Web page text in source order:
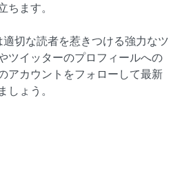
ちます。
切な読者を惹きつける強力なツ
ツイッターのプロフィールへの
アカウントをフォローして最新
ょう。